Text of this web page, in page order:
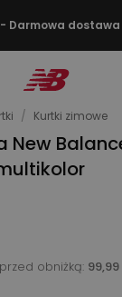
Darmowa dostawa
/ Kurtki zimowe
New
obniżką: 99,99